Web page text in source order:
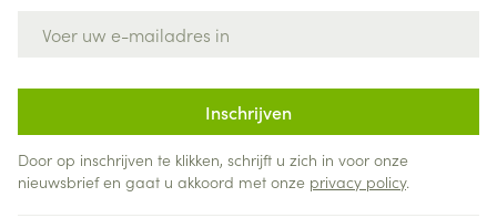
Inschrijven
Door op inschrijven te klikken, schrijft u zich in voor onze
nieuwsbrief en gaat u akkoord met onze privacy policy.